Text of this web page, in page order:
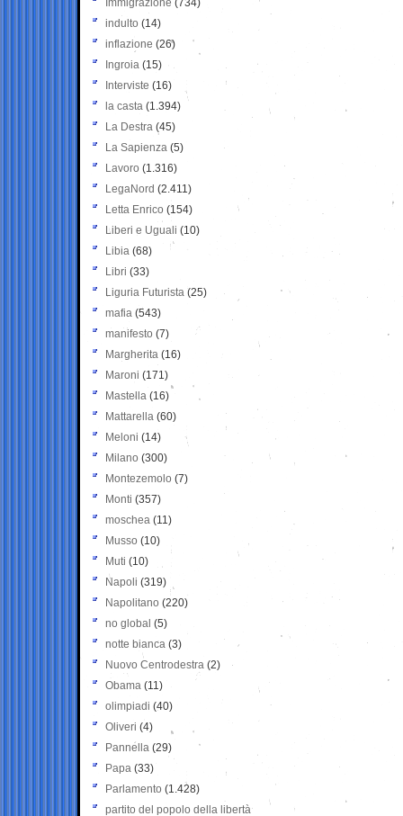
Immigrazione (734)
indulto (14)
inflazione (26)
Ingroia (15)
Interviste (16)
la casta (1.394)
La Destra (45)
La Sapienza (5)
Lavoro (1.316)
LegaNord (2.411)
Letta Enrico (154)
Liberi e Uguali (10)
Libia (68)
Libri (33)
Liguria Futurista (25)
mafia (543)
manifesto (7)
Margherita (16)
Maroni (171)
Mastella (16)
Mattarella (60)
Meloni (14)
Milano (300)
Montezemolo (7)
Monti (357)
moschea (11)
Musso (10)
Muti (10)
Napoli (319)
Napolitano (220)
no global (5)
notte bianca (3)
Nuovo Centrodestra (2)
Obama (11)
olimpiadi (40)
Oliveri (4)
Pannella (29)
Papa (33)
Parlamento (1.428)
partito del popolo della libertà